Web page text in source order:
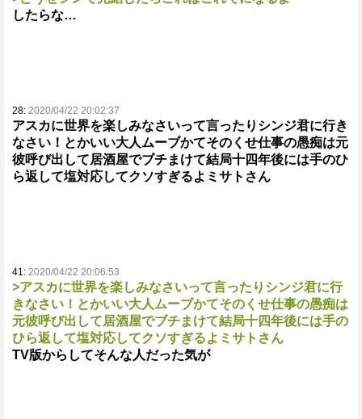
したらな…
28: 2020/04/22 20:02:37
アスカに世界を楽しみなさいって言ったりシンジ君に行き
なさい！とかいい大人ムーブかてそのくせ仕事の愚痴は元
彼呼び出して居酒屋でブチまけて結局十四年後には手のひ
ら返して塩対応してクソすぎるよミサトさん
41: 2020/04/22 20:06:53
>アスカに世界を楽しみなさいって言ったりシンジ君に行
きなさい！とかいい大人ムーブかてそのくせ仕事の愚痴は
元彼呼び出して居酒屋でブチまけて結局十四年後には手の
ひら返して塩対応してクソすぎるよミサトさん
TV版からしてそんな人だった気が